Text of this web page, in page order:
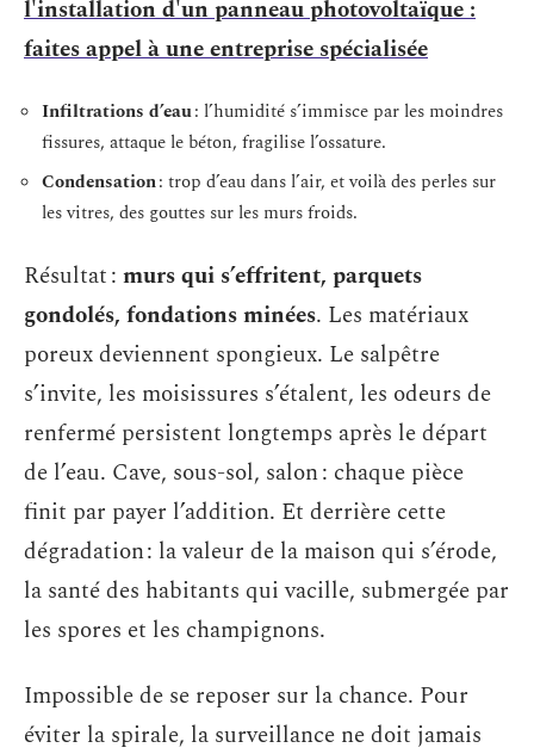
l'installation d'un panneau photovoltaïque :
faites appel à une entreprise spécialisée
Infiltrations d’eau: l’humidité s’immisce par les moindres
fissures, attaque le béton, fragilise l’ossature.
Condensation: trop d’eau dans l’air, et voilà des perles sur
les vitres, des gouttes sur les murs froids.
Résultat : murs qui s’effritent, parquets
gondolés, fondations minées. Les matériaux
poreux deviennent spongieux. Le salpêtre
s’invite, les moisissures s’étalent, les odeurs de
renfermé persistent longtemps après le départ
de l’eau. Cave, sous-sol, salon : chaque pièce
finit par payer l’addition. Et derrière cette
dégradation : la valeur de la maison qui s’érode,
la santé des habitants qui vacille, submergée par
les spores et les champignons.
Impossible de se reposer sur la chance. Pour
éviter la spirale, la surveillance ne doit jamais